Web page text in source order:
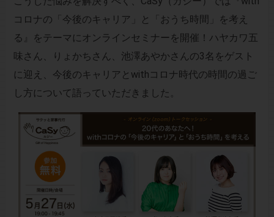
コロナの「今後のキャリア」と「おうち時間」を考え
る』をテーマにオンラインセミナーを開催！ハヤカワ五
味さん、りょかちさん、池澤あやかさんの3名をゲスト
に迎え、今後のキャリアとwithコロナ時代の時間の過ご
し方について語っていただきました。